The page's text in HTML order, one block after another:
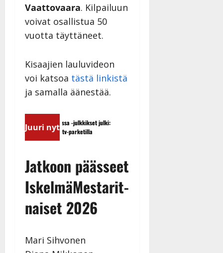
Vaattovaara. Kilpailuun
voivat osallistua 50
vuotta täyttäneet.
Kisaajien lauluvideon
voi katsoa tästä linkistä
ja samalla äänestää.
Juuri nyt
Tanssii tähtien kanssa -julkkikset julki:
Anna Hanski liitää tv-parketilla
Jatkoon päässeet
IskelmäMestarit-
naiset 2026
Mari Sihvonen